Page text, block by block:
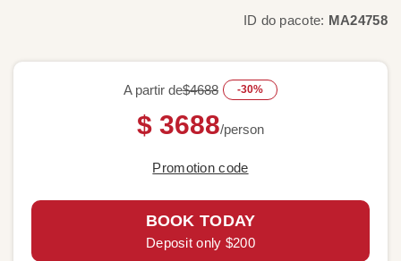
ID do pacote: MA24758
A partir de$4688 -30%
$ 3688/person
Promotion code
BOOK TODAY
Deposit only $200